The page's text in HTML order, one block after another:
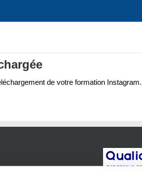
de votre formation Instagram.